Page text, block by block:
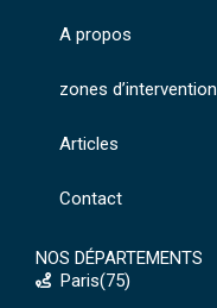
A propos
zones d’intervention
Articles
Contact
NOS DÉPARTEMENTS
Paris(75)